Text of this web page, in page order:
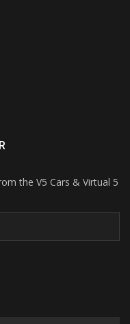
the V5 Cars & Virtual 5